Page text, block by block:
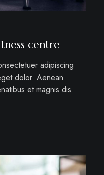
centre
adipiscing
dolor. Aenean
et magnis dis